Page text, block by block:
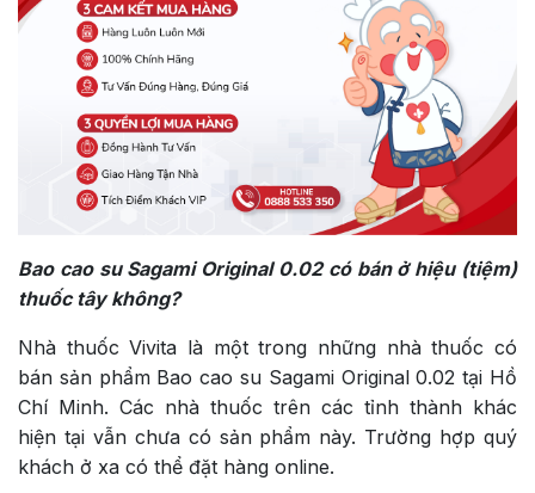
Bao cao su Sagami Original 0.02 có bán ở hiệu (tiệm)
thuốc tây không?
Nhà thuốc Vivita là một trong những nhà thuốc có
bán sản phẩm Bao cao su Sagami Original 0.02 tại Hồ
Chí Minh. Các nhà thuốc trên các tỉnh thành khác
hiện tại vẫn chưa có sản phẩm này. Trường hợp quý
khách ở xa có thể đặt hàng online.